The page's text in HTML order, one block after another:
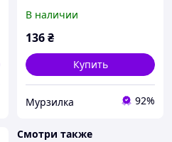
4011905027883
В наличии
136₴
Купить
Мурзилка 92%
Смотри также